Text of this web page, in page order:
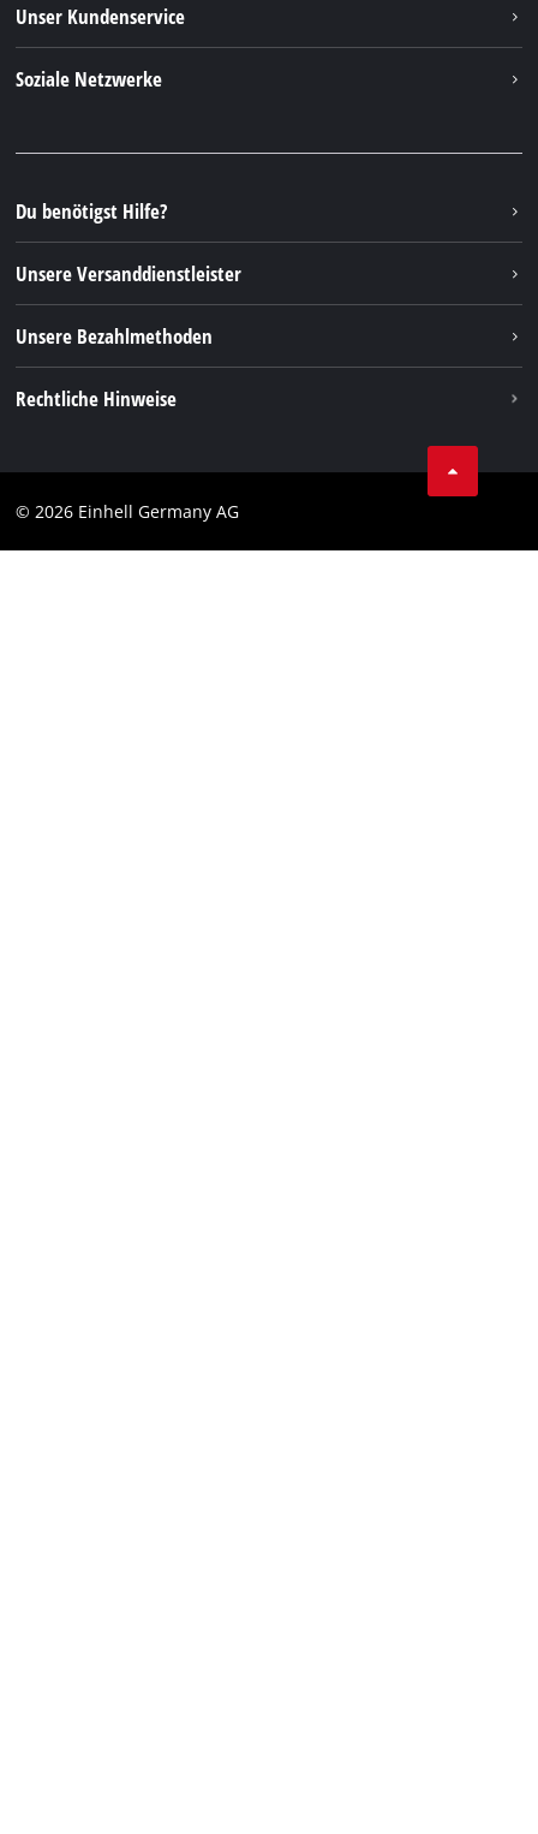
Nachhaltigkeit
Unser Kundenservice
FAQs
Rücksendungen / Widerruf
Verpackungsrichtlinien
Hinweise zur Batterieentsorgung
Vertrag widerrufen
Soziale Netzwerke
Instagram
TikTok
Pinterest
Linkedin
Du benötigst Hilfe?
Unsere Versanddienstleister
Unsere Bezahlmethoden
Rechtliche Hinweise
Impressum
© 2026 Einhell Germany AG